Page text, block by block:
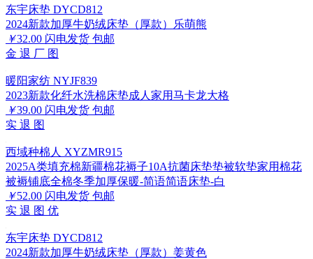
东宇床垫 DYCD812
2024新款加厚牛奶绒床垫（厚款）乐萌熊
￥32.00 闪电发货 包邮
金 退 厂 图
暖阳家纺 NYJF839
2023新款化纤水洗棉床垫成人家用马卡龙大格
￥39.00 闪电发货 包邮
实 退 图
西域种棉人 XYZMR915
2025A类填充棉新疆棉花褥子10A抗菌床垫垫被软垫家用棉花
被褥铺底全棉冬季加厚保暖-简语简语床垫-白
￥52.00 闪电发货 包邮
实 退 图 优
东宇床垫 DYCD812
2024新款加厚牛奶绒床垫（厚款）姜黄色